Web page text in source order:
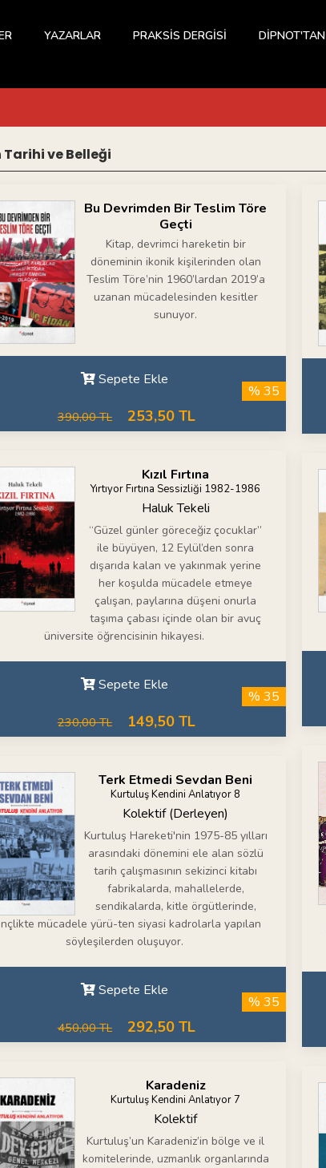
YAZARLAR PRAKSİS DERGİSİ DİPNOT'TAN
Tarihi ve Belleği
Bu Devrimden Bir Teslim Töre
Geçti
Kitap, devrimci hareketin bir
döneminin ikonik kişilerinden olan
Teslim Töre’nin 1960’lardan 2019’a
uzanan mücadelesinden kesitler
sunuyor.
Sepete Ekle
390,00 TL 253,50 TL
% 35
Kızıl Fırtına
Yırtıyor Fırtına Sessizliği 1982-1986
Haluk Tekeli
“Güzel günler göreceğiz çocuklar”
ile büyüyen, 12 Eylül’den sonra
dışarıda kalan ve yakınmak yerine
her koşulda mücadele etmeye
çalışan, paylarına düşeni onurla
taşıma çabası içinde olan bir avuç
üniversite öğrencisinin hikayesi.
Sepete Ekle
230,00 TL 149,50 TL
% 35
Terk Etmedi Sevdan Beni
Kurtuluş Kendini Anlatıyor 8
Kolektif (Derleyen)
Kurtuluş Hareketi'nin 1975-85 yılları
arasındaki dönemini ele alan sözlü
tarih çalışmasının sekizinci kitabı
fabrikalarda, mahallelerde,
sendikalarda, kitle örgütlerinde,
mücadele yürü-ten siyasi kadrolarla yapılan
söyleşilerden oluşuyor.
Sepete Ekle
450,00 TL 292,50 TL
% 35
Karadeniz
Kurtuluş Kendini Anlatıyor 7
Kolektif
Kurtuluş’un Karadeniz’in bölge ve il
komitelerinde, uzmanlık organlarında